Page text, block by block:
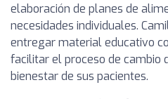
elaboración de planes de
necesidades individuales.
entregar material educativo
facilitar el proceso de cambio
bienestar de sus pacientes.